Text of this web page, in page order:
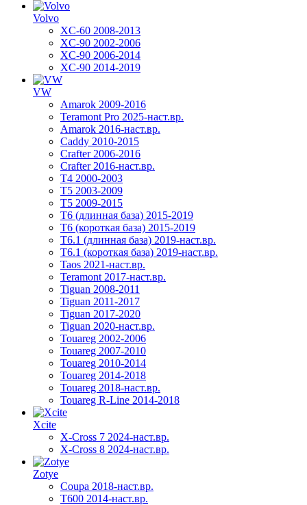
Volvo
XC-60 2008-2013
XC-90 2002-2006
XC-90 2006-2014
XC-90 2014-2019
VW
Amarok 2009-2016
Teramont Pro 2025-наст.вр.
Amarok 2016-наст.вр.
Caddy 2010-2015
Crafter 2006-2016
Crafter 2016-наст.вр.
T4 2000-2003
T5 2003-2009
T5 2009-2015
T6 (длинная база) 2015-2019
Т6 (короткая база) 2015-2019
T6.1 (длинная база) 2019-наст.вр.
T6.1 (короткая база) 2019-наст.вр.
Taos 2021-наст.вр.
Teramont 2017-наст.вр.
Tiguan 2008-2011
Tiguan 2011-2017
Tiguan 2017-2020
Tiguan 2020-наст.вр.
Touareg 2002-2006
Touareg 2007-2010
Touareg 2010-2014
Touareg 2014-2018
Touareg 2018-наст.вр.
Touareg R-Line 2014-2018
Xcite
X-Cross 7 2024-наст.вр.
X-Cross 8 2024-наст.вр.
Zotye
Coupa 2018-наст.вр.
T600 2014-наст.вр.